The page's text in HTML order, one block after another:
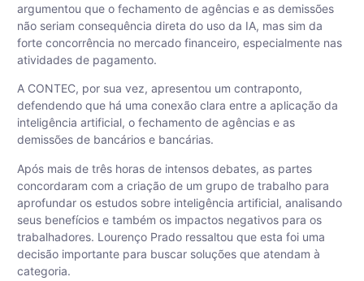
argumentou que o fechamento de agências e as demissões
não seriam consequência direta do uso da IA, mas sim da
forte concorrência no mercado financeiro, especialmente nas
atividades de pagamento.
A CONTEC, por sua vez, apresentou um contraponto,
defendendo que há uma conexão clara entre a aplicação da
inteligência artificial, o fechamento de agências e as
demissões de bancários e bancárias.
Após mais de três horas de intensos debates, as partes
concordaram com a criação de um grupo de trabalho para
aprofundar os estudos sobre inteligência artificial, analisando
seus benefícios e também os impactos negativos para os
trabalhadores. Lourenço Prado ressaltou que esta foi uma
decisão importante para buscar soluções que atendam à
categoria.